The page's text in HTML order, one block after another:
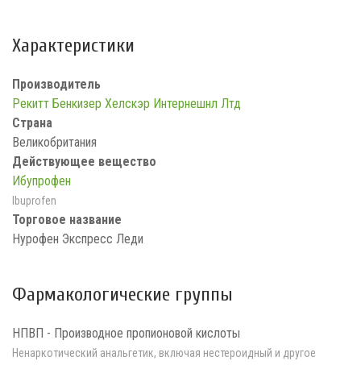
Характеристики
Производитель
Рекитт Бенкизер Хелскэр Интернешнл Лтд
Страна
Великобритания
Действующее вещество
Ибупрофен
Ibuprofen
Торговое название
Нурофен Экспресс Леди
Фармакологические группы
НПВП - Производное пропионовой кислоты
Ненаркотический анальгетик, включая нестероидный и другое